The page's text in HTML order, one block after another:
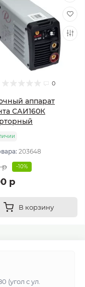
0
аппарат
САИ160К
203648
р -10%
р
В корзину
(угол с ул.